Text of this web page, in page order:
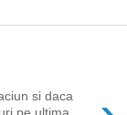
si daca